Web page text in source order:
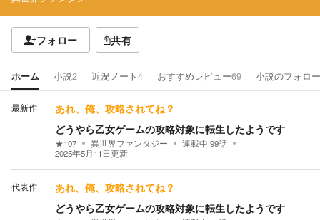
フォロー 共有
ホーム 小説2 近況ノート4 おすすめレビュー69 小説のフォロー
最新作 あれ、俺、攻略されてね？
どうやら乙女ゲームの攻略対象に転生したようです
★107 異世界ファンタジー 連載中 99話
2025年5月11日更新
代表作 あれ、俺、攻略されてね？
どうやら乙女ゲームの攻略対象に転生したようです